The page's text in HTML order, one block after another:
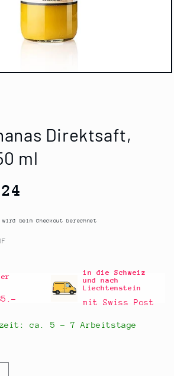
Direktsaft,
ml
wird beim Checkout berechnet
in die Schweiz
und nach
Liechtenstein
mit Swiss Post
ca. 5 - 7 Arbeitstage